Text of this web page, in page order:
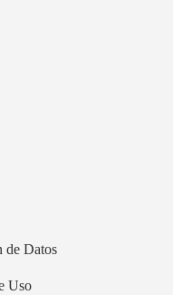
de Datos
Uso